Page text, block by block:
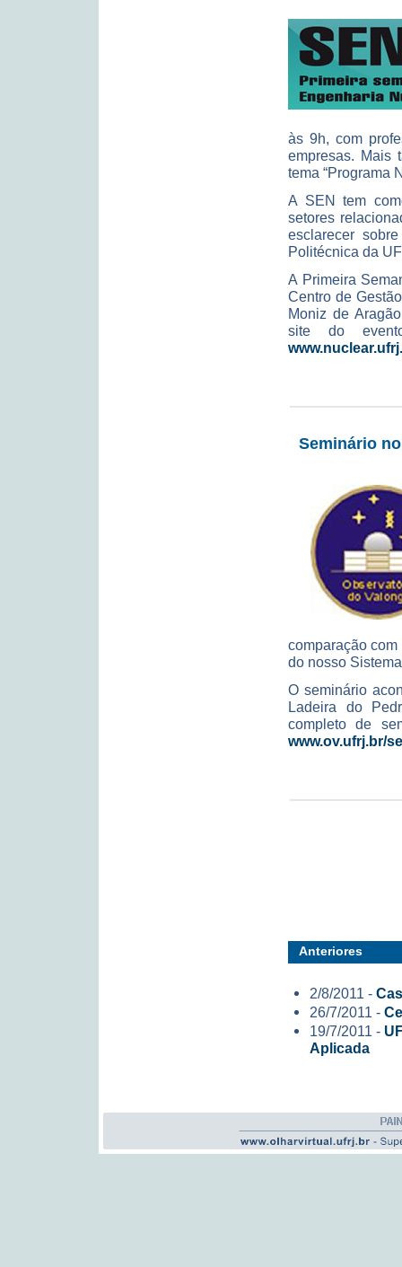
às 9h, com
empresas. Mais
tema “Programa
A SEN tem
setores
esclarecer sobre
Politécnica da
A Primeira
Centro de
Moniz de
site do
Seminário
comparação
do nosso
O seminário
Ladeira do
completo de
www.ov.ufrj.br/
Anteriores
2/8/2011 -
26/7/2011 -
19/7/2011 -
Aplicada